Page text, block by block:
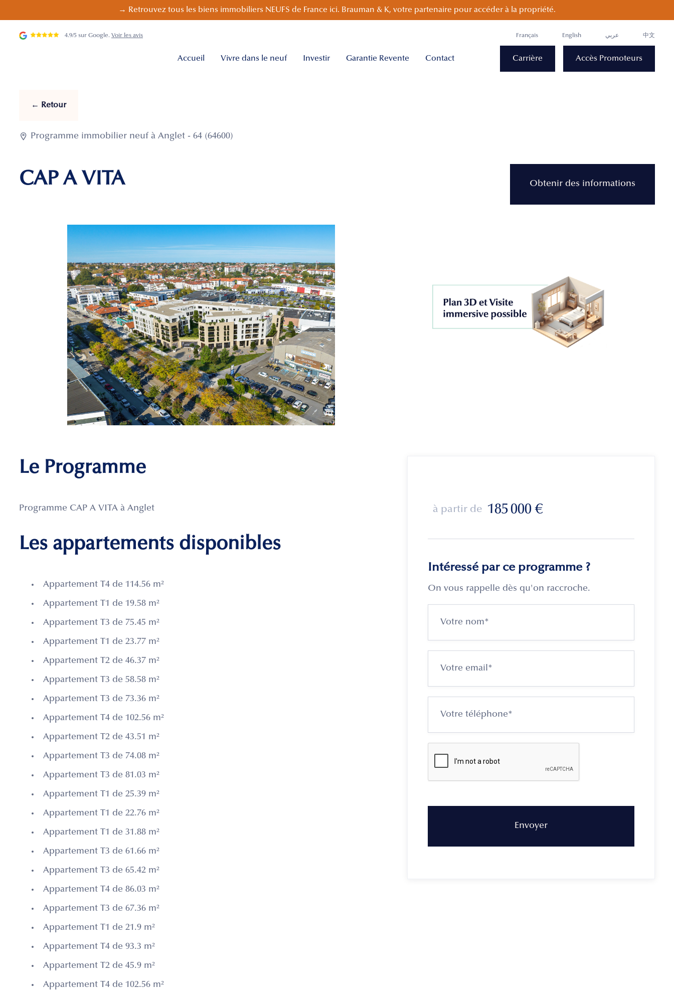
→ Retrouvez tous les biens immobiliers NEUFS de France ici. Brauman & K, votre partenaire pour accéder à la propriété.
4.9/5 sur Google. Voir les avis Français English عربي 中文
Accueil Vivre dans le neuf Investir Garantie Revente Contact Carrière Accès Promoteurs
← Retour
 Programme immobilier neuf à Anglet - 64 (64600)
CAP A VITA Obtenir des informations
Le Programme
Programme CAP A VITA à Anglet
Les appartements disponibles
Appartement T4 de 114.56 m²
Appartement T1 de 19.58 m²
Appartement T3 de 75.45 m²
Appartement T1 de 23.77 m²
Appartement T2 de 46.37 m²
Appartement T3 de 58.58 m²
Appartement T3 de 73.36 m²
Appartement T4 de 102.56 m²
Appartement T2 de 43.51 m²
Appartement T3 de 74.08 m²
Appartement T3 de 81.03 m²
Appartement T1 de 25.39 m²
Appartement T1 de 22.76 m²
Appartement T1 de 31.88 m²
Appartement T3 de 61.66 m²
Appartement T3 de 65.42 m²
Appartement T4 de 86.03 m²
Appartement T3 de 67.36 m²
Appartement T1 de 21.9 m²
Appartement T4 de 93.3 m²
Appartement T2 de 45.9 m²
Appartement T4 de 102.56 m²
à partir de 185 000 €
Intéressé par ce programme ?
On vous rappelle dès qu'on raccroche.